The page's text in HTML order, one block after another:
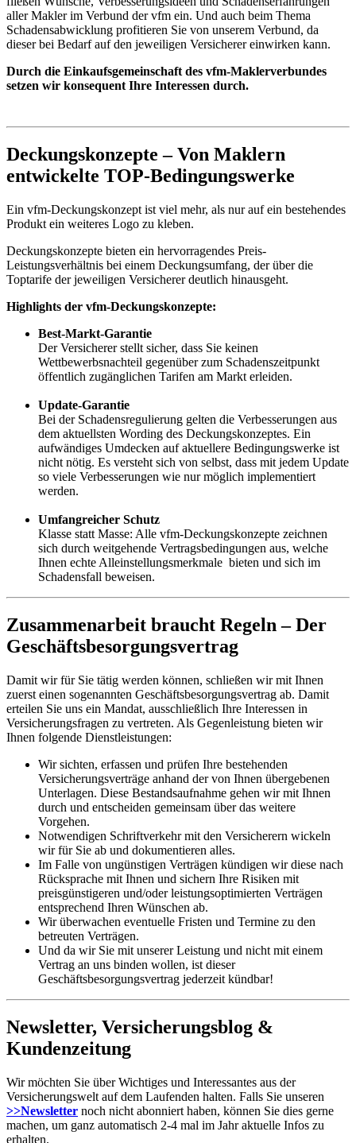
aller Makler im Verbund der vfm ein. Und auch beim Thema
Schadensabwicklung profitieren Sie von unserem Verbund, da
dieser bei Bedarf auf den jeweiligen Versicherer einwirken kann.
Durch die Einkaufsgemeinschaft des vfm-Maklerverbundes
setzen wir konsequent Ihre Interessen durch.
Deckungskonzepte – Von Maklern
entwickelte TOP-Bedingungswerke
Ein vfm-Deckungskonzept ist viel mehr, als nur auf ein bestehendes
Produkt ein weiteres Logo zu kleben.
Deckungskonzepte bieten ein hervorragendes Preis-
Leistungsverhältnis bei einem Deckungsumfang, der über die
Toptarife der jeweiligen Versicherer deutlich hinausgeht.
Highlights der vfm-Deckungskonzepte:
Best-Markt-Garantie
Der Versicherer stellt sicher, dass Sie keinen
Wettbewerbsnachteil gegenüber zum Schadenszeitpunkt
öffentlich zugänglichen Tarifen am Markt erleiden.
Update-Garantie
Bei der Schadensregulierung gelten die Verbesserungen aus
dem aktuellsten Wording des Deckungskonzeptes. Ein
aufwändiges Umdecken auf aktuellere Bedingungswerke ist
nicht nötig. Es versteht sich von selbst, dass mit jedem Update
so viele Verbesserungen wie nur möglich implementiert
werden.
Umfangreicher Schutz
Klasse statt Masse: Alle vfm-Deckungskonzepte zeichnen
sich durch weitgehende Vertragsbedingungen aus, welche
Ihnen echte Alleinstellungsmerkmale bieten und sich im
Schadensfall beweisen.
Zusammenarbeit braucht Regeln – Der
Geschäftsbesorgungsvertrag
Damit wir für Sie tätig werden können, schließen wir mit Ihnen
zuerst einen sogenannten Geschäftsbesorgungsvertrag ab. Damit
erteilen Sie uns ein Mandat, ausschließlich Ihre Interessen in
Versicherungsfragen zu vertreten. Als Gegenleistung bieten wir
Ihnen folgende Dienstleistungen:
Wir sichten, erfassen und prüfen Ihre bestehenden
Versicherungsverträge anhand der von Ihnen übergebenen
Unterlagen. Diese Bestandsaufnahme gehen wir mit Ihnen
durch und entscheiden gemeinsam über das weitere
Vorgehen.
Notwendigen Schriftverkehr mit den Versicherern wickeln
wir für Sie ab und dokumentieren alles.
Im Falle von ungünstigen Verträgen kündigen wir diese nach
Rücksprache mit Ihnen und sichern Ihre Risiken mit
preisgünstigeren und/oder leistungsoptimierten Verträgen
entsprechend Ihren Wünschen ab.
Wir überwachen eventuelle Fristen und Termine zu den
betreuten Verträgen.
Und da wir Sie mit unserer Leistung und nicht mit einem
Vertrag an uns binden wollen, ist dieser
Geschäftsbesorgungsvertrag jederzeit kündbar!
Newsletter, Versicherungsblog &
Kundenzeitung
Wir möchten Sie über Wichtiges und Interessantes aus der
Versicherungswelt auf dem Laufenden halten. Falls Sie unseren
>>Newsletter noch nicht abonniert haben, können Sie dies gerne
machen, um ganz automatisch 2-4 mal im Jahr aktuelle Infos zu
erhalten.